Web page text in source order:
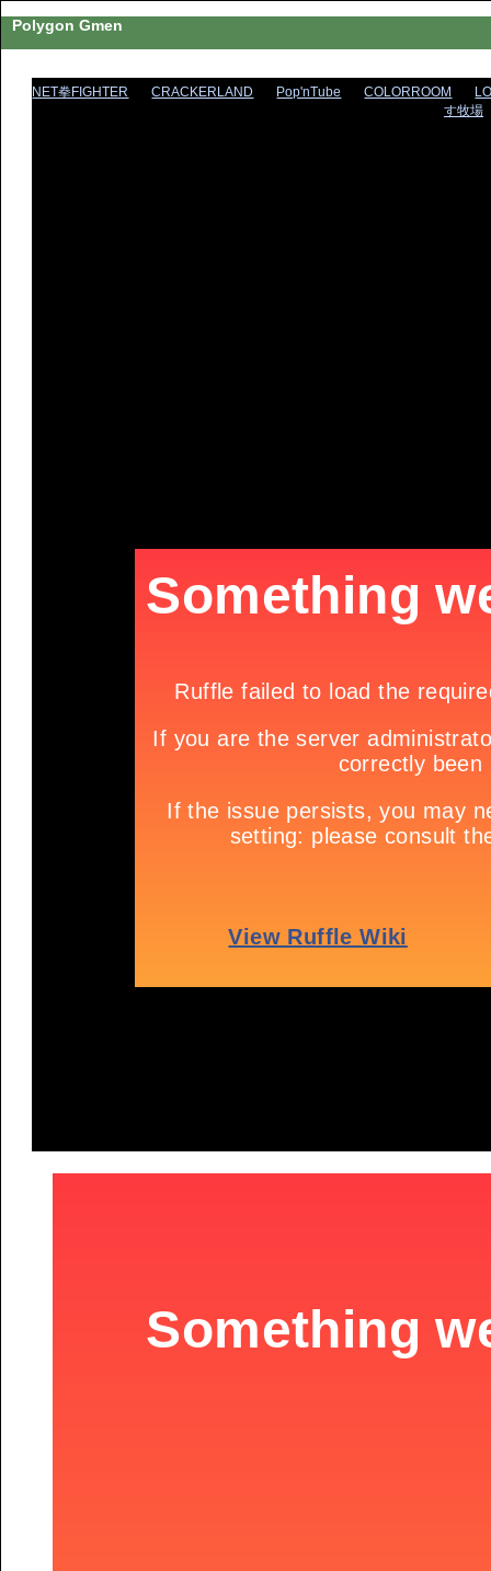
Polygon Gmen
NET拳FIGHTER CRACKERLAND Pop'nTube COLORROOM
す牧場